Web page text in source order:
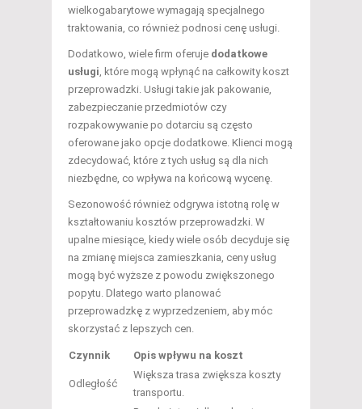
wielkogabarytowe wymagają specjalnego
traktowania, co również podnosi cenę usługi.
Dodatkowo, wiele firm oferuje dodatkowe
usługi, które mogą wpłynąć na całkowity koszt
przeprowadzki. Usługi takie jak pakowanie,
zabezpieczanie przedmiotów czy
rozpakowywanie po dotarciu są często
oferowane jako opcje dodatkowe. Klienci mogą
zdecydować, które z tych usług są dla nich
niezbędne, co wpływa na końcową wycenę.
Sezonowość również odgrywa istotną rolę w
kształtowaniu kosztów przeprowadzki. W
upalne miesiące, kiedy wiele osób decyduje się
na zmianę miejsca zamieszkania, ceny usług
mogą być wyższe z powodu zwiększonego
popytu. Dlatego warto planować
przeprowadzkę z wyprzedzeniem, aby móc
skorzystać z lepszych cen.
Czynnik Opis wpływu na koszt
Odległość
Większa trasa zwiększa koszty
transportu.